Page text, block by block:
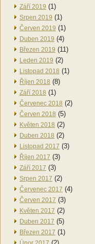
Září 2019 (1)
Srpen 2019 (1)
Červen 2019 (1)
Duben 2019 (4)
Březen 2019 (11)
Leden 2019 (2)
Listopad 2018 (1)
Říjen 2018 (8)
Září 2018 (1)
Červenec 2018 (2)
Červen 2018 (5)
Květen 2018 (2)
Duben 2018 (2)
Listopad 2017 (3)
Říjen 2017 (3)
Září 2017 (3)
Srpen 2017 (2)
Červenec 2017 (4)
Červen 2017 (3)
Květen 2017 (2)
Duben 2017 (5)
Březen 2017 (1)